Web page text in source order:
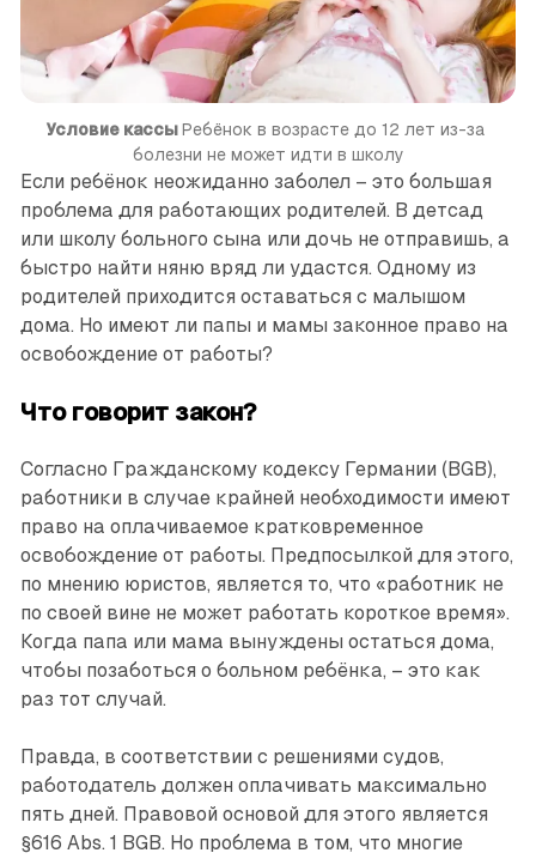
Условие кассыРебёнок в возрасте до 12 лет из-за
болезни не может идти в школу
Если ребёнок неожиданно заболел – это большая
проблема для работающих родителей. В детсад
или школу больного сына или дочь не отправишь, а
быстро найти няню вряд ли удастся. Одному из
родителей приходится оставаться с малышом
дома. Но имеют ли папы и мамы законное право на
освобождение от работы?
Что говорит закон?
Согласно Гражданскому кодексу Германии (BGB),
работники в случае крайней необходимости имеют
право на оплачиваемое кратковременное
освобождение от работы. Предпосылкой для этого,
по мнению юристов, является то, что «работник не
по своей вине не может работать короткое время».
Когда папа или мама вынуждены остаться дома,
чтобы позаботься о больном ребёнка, – это как
раз тот случай.
Правда, в соответствии с решениями судов,
работодатель должен оплачивать максимально
пять дней. Правовой основой для этого является
§616 Abs. 1 BGB. Но проблема в том, что многие